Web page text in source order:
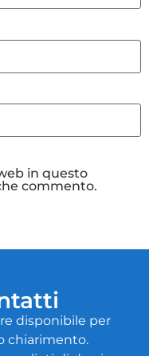
in questo
commento.
disponibile per
chiarimento.